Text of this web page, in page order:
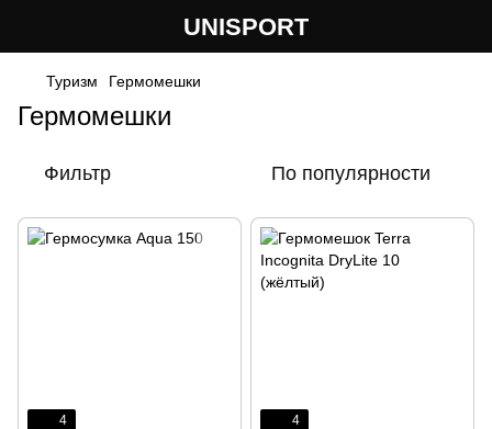
UNISPORT
Туризм Гермомешки
Гермомешки
Фильтр По популярности
4 4